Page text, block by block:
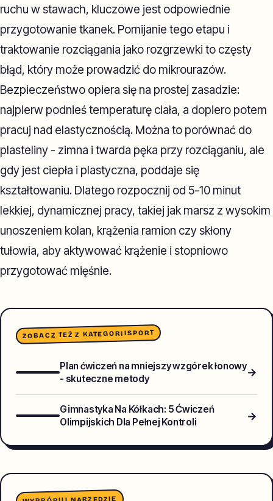
ruchu w stawach, kluczowe jest odpowiednie
przygotowanie tkanek. Pomijanie tego etapu i
traktowanie rozciągania jako rozgrzewki to częsty
błąd, który może prowadzić do mikrourazów.
Bezpieczeństwo opiera się na prostej zasadzie:
najpierw podnieś temperaturę ciała, a dopiero potem
pracuj nad elastycznością. Można to porównać do
plasteliny - zimna i twarda pęka przy rozciąganiu, ale
gdy jest ciepła i plastyczna, poddaje się
kształtowaniu. Dlatego rozpocznij od 5-10 minut
lekkiej, dynamicznej pracy, takiej jak marsz z wysokim
unoszeniem kolan, krążenia ramion czy skłony
tułowia, aby aktywować krążenie i stopniowo
przygotować mięśnie.
ZOBACZ TEŻ Z KATEGORIISPORT
Plan ćwiczeń na mniejszy wzgórek łonowy
- skuteczne metody
→
Gimnastyka Na Kółkach: 5 Ćwiczeń
Olimpijskich Dla Pełnej Kontroli
→